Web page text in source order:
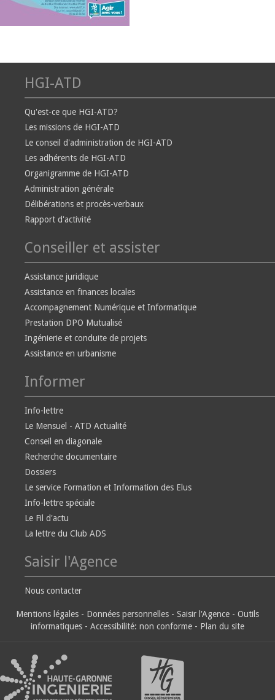
HGI-ATD
Qu'est-ce que HGI-ATD?
Les missions de HGI-ATD
Le conseil d'administration de HGI-ATD
Les adhérents de HGI-ATD
Organigramme de HGI-ATD
Administration générale
Délibérations et procès-verbaux
Rapport d'activité
Conseiller et assister
Assistance juridique
Assistance en finances locales
Accompagnement Numérique et Informatique
Prestation DPO Mutualisé
Ingénierie et conduite de projets
Assistance en urbanisme
Informer
Info-lettre
Le Mensuel - ATD Actualité
Conseil en diagonale
Recherche documentaire
Dossiers
Le service Formation et Information des Elus
Info-lettre spéciale
Le Fil d'actu
La lettre du Club ADS
Saisir l'Agence
Nous contacter
Mentions légales - Données personnelles - Saisir l'Agence - Outils
informatiques - Accessibilité: non conforme - Plan du site